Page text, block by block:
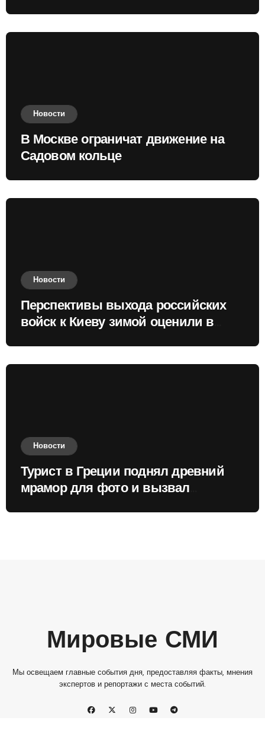
Новости
В Москве ограничат движение на
Садовом кольце
Новости
Перспективы выхода российских
войск к Киеву зимой оценили в
Новости
Турист в Греции поднял древний
мрамор для фото и вызвал
Мировые СМИ
Мы освещаем главные события дня, предоставляя факты, мнения
экспертов и репортажи с места событий.